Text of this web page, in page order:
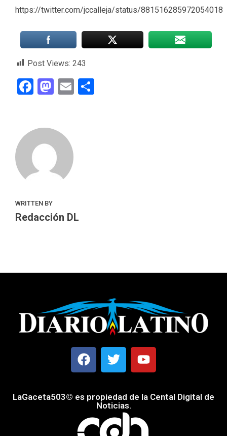
https://twitter.com/jccalleja/status/881516285972054018
Post Views: 243
Facebook
Mastodon
Email
WRITTEN BY
Redacción DL
LaGaceta503© es propiedad de la Cental Digital de
Noticias.